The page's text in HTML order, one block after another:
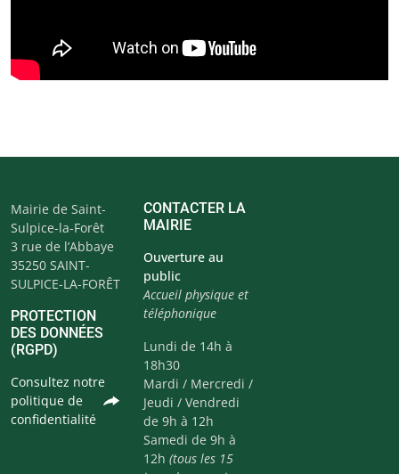
Mairie de Saint-
Sulpice-la-Forêt
3 rue de l’Abbaye
35250 SAINT-
SULPICE-LA-FORÊT
PROTECTION
DES DONNÉES
(RGPD)
Consultez notre
politique de
confidentialité
CONTACTER LA
MAIRIE
Ouverture au
public
Accueil physique et
téléphonique
Lundi de 14h à
18h30
Mardi / Mercredi /
Jeudi / Vendredi
de 9h à 12h
Samedi de 9h à
12h(tous les 15